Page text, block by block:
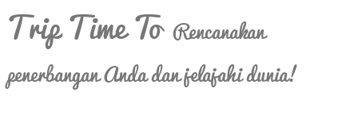
Trip Time To Rencanakan
penerbangan Anda dan jelajahi dunia!